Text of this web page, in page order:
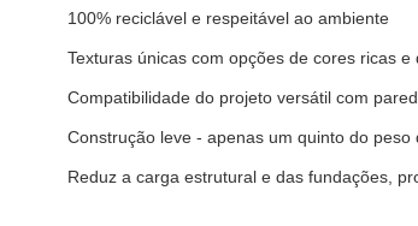
100% reciclável e respeitável ao ambiente
Texturas únicas com opções de cores ricas e
Compatibilidade do projeto versátil com
Construção leve - apenas um quinto do
Reduz a carga estrutural e das fundações,